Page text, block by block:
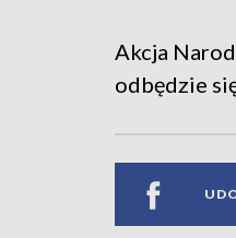
Akcja
odbędzie